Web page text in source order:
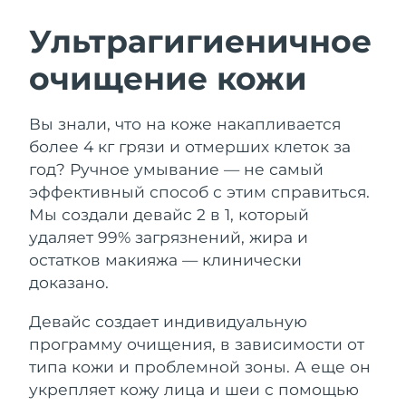
Ультрагигиеничное
очищение кожи
Вы знали, что на коже накапливается
более 4 кг грязи и отмерших клеток за
год? Ручное умывание — не самый
эффективный способ с этим справиться.
Мы создали девайс 2 в 1, который
удаляет 99% загрязнений, жира и
остатков макияжа — клинически
доказано.
Девайс создает индивидуальную
программу очищения, в зависимости от
типа кожи и проблемной зоны. А еще он
укрепляет кожу лица и шеи с помощью
LUNA™ 4 набор
Anti-aging massage
LUNA™ 4 Plus
Massage, LED heating
LUNA™ 4 Men
For men, anti-aging massage
BEAR™ 2 набор
Microcurrent toning
BEAR™ 2 go
Microcurrent toning on-the-go
BEAR™ 2 eyes & lips
Microcurrent line smoothing device
Увлажнение
UFO™ 3 набор
UFO™ 3 LED
Near-infrared and red light therapy
device
Забота о полости рта
issa™ 4
issa™ 4 plus
Smart hybrid silicone sonic toothbrush
FAQ™ АНТИВОЗРАСТНОЙ УХОД
Омоложение LED-процедуры
Австралия
Ожидаемая дата доставки
Австрия
Ожидаемая дата доставки
8/8/26
Бахрейн
8/9/26
Бельгия
Ожидаемая дата доставки
Босния и
Герцеговина
Ожидаемая дата доставки
8/11/26